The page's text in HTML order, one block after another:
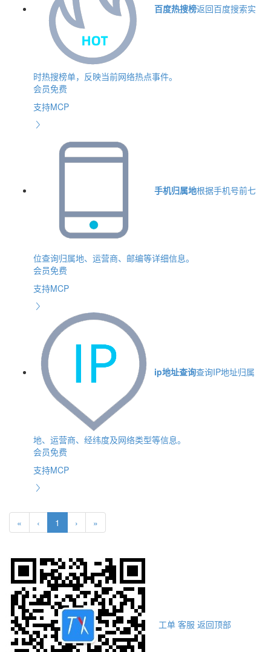
百度热搜榜返回百度搜索实
时热搜榜单，反映当前网络热点事件。
会员免费
支持MCP
手机归属地根据手机号前七
位查询归属地、运营商、邮编等详细信息。
会员免费
支持MCP
ip地址查询查询IP地址归属
地、运营商、经纬度及网络类型等信息。
会员免费
支持MCP
« ‹ 1 › »
工单 客服 返回顶部